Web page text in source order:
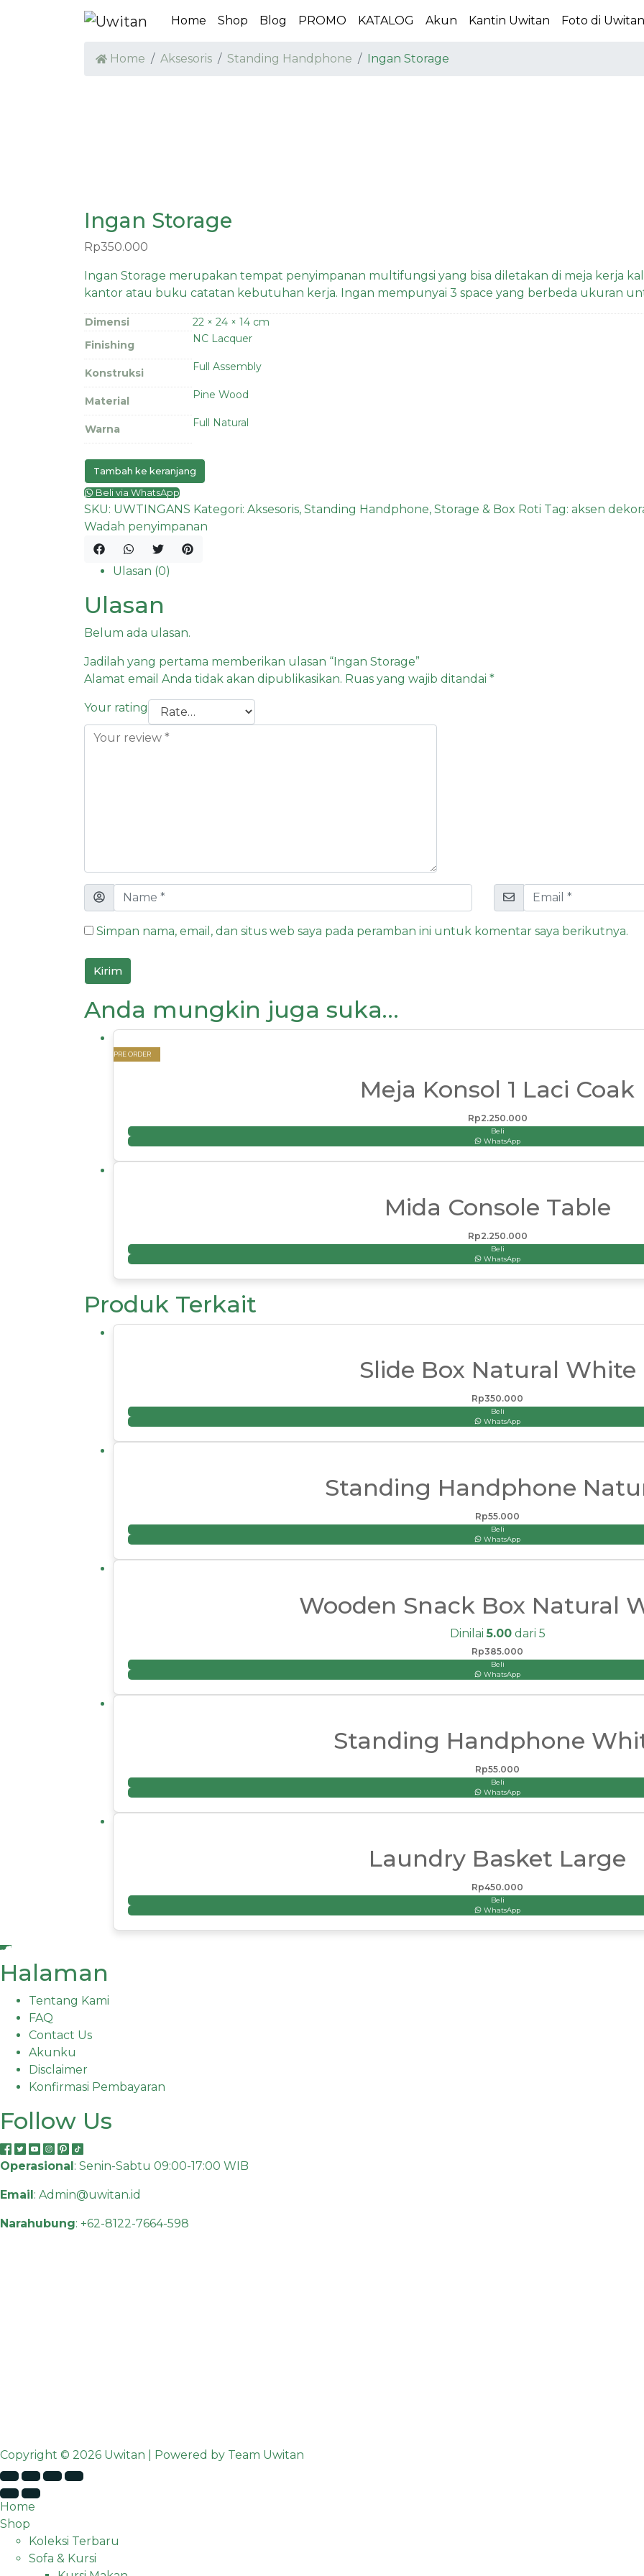
Home Shop Blog PROMO KATALOG Akun Kantin Uwitan Foto di
Home Aksesoris Standing Handphone Ingan Storage
Ingan Storage
Rp350.000
Ingan Storage merupakan tempat penyimpanan multifungsi yang bisa diletakan di meja kerja
kantor atau buku catatan kebutuhan kerja. Ingan mempunyai 3 space yang berbeda ukuran
Dimensi
22 × 24 × 14 cm
Finishing
NC Lacquer
Konstruksi Full Assembly
Material Pine Wood
Warna Full Natural
Tambah ke keranjang
Beli via WhatsApp
SKU: UWTINGANS Kategori: Aksesoris, Standing Handphone, Storage & Box Roti Tag: aksen
Wadah penyimpanan
Ulasan (0)
Ulasan
Belum ada ulasan.
Jadilah yang pertama memberikan ulasan “Ingan Storage”
Alamat email Anda tidak akan dipublikasikan. Ruas yang wajib ditandai *
Your rating
Simpan nama, email, dan situs web saya pada peramban ini untuk komentar saya berikutnya.
Anda mungkin juga suka…
PRE ORDER
Meja Konsol 1 Laci Coak
Rp2.250.000
Beli
WhatsApp
Mida Console Table
Rp2.250.000
Beli
WhatsApp
Produk Terkait
Slide Box Natural White
Rp350.000
Beli
WhatsApp
Standing Handphone
Rp55.000
Beli
WhatsApp
Wooden Snack Box Natural
Dinilai5.00dari 5
Rp385.000
Beli
WhatsApp
Standing Handphone
Rp55.000
Beli
WhatsApp
Laundry Basket Large
Rp450.000
Beli
WhatsApp
Halaman
Tentang Kami
FAQ
Contact Us
Akunku
Disclaimer
Konfirmasi Pembayaran
Follow Us
Operasional: Senin-Sabtu 09:00-17:00 WIB
Email: Admin@uwitan.id
Narahubung: +62-8122-7664-598
Copyright © 2026 Uwitan | Powered by Team Uwitan
Home
Shop
Koleksi Terbaru
Sofa & Kursi